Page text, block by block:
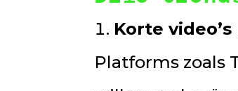
Korte
Platforms zoals